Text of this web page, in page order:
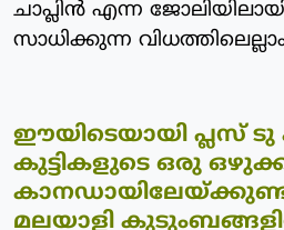
ചാപ്ലിന്‍ എന്ന
സാധിക്കുന്ന
ഈയിടെയായി പ്ലസ്
കുട്ടികളുടെ ഒരു
മലയാളി